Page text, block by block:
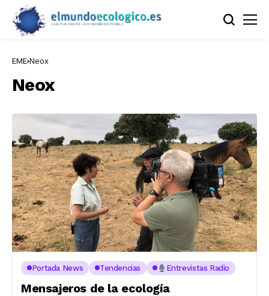
EME Neox
Neox
Portada News Tendencias Entrevistas Radio
Mensajeros de la ecología